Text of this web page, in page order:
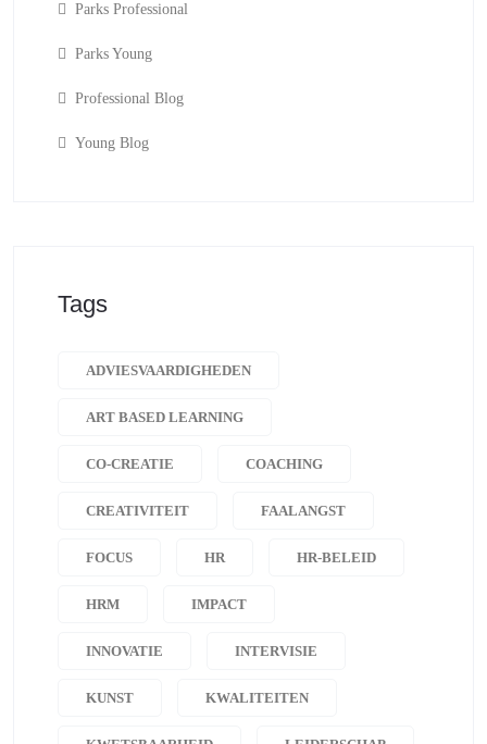
Parks Professional
Parks Young
Professional Blog
Young Blog
Tags
ADVIESVAARDIGHEDEN
ART BASED LEARNING
CO-CREATIE COACHING
CREATIVITEIT FAALANGST
FOCUS HR HR-BELEID
HRM IMPACT
INNOVATIE INTERVISIE
KUNST KWALITEITEN